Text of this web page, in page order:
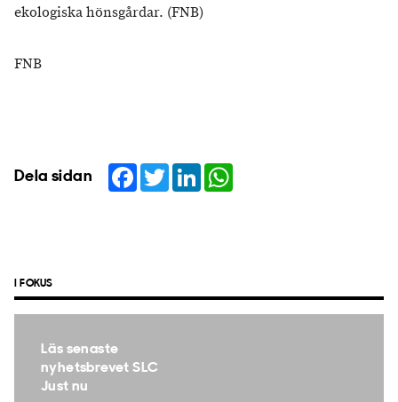
ekologiska hönsgårdar. (FNB)
FNB
Dela sidan Facebook
TwitterLinkedIn
I FOKUS
Läs senaste
nyhetsbrevet SLC
Just nu